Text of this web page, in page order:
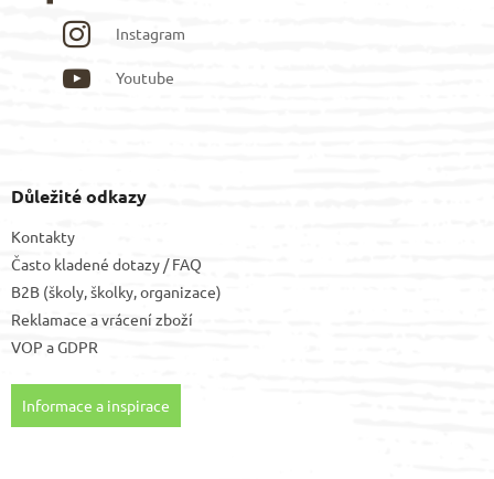
Instagram
Youtube
Důležité odkazy
Kontakty
Často kladené dotazy / FAQ
B2B (školy, školky, organizace)
Reklamace a vrácení zboží
VOP aGDPR
Informace a inspirace